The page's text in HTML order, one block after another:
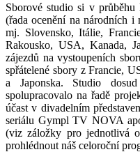
Sborové studio si v
(řada ocenění na národních i
mj. Slovensko, Itálie,
Rakousko, USA, Kanada,
zájezdů na vystoupeních
spřátelené sbory z Francie,
a Japonska. Studio
spolupracovalo na řadě
účast v divadelním
seriálu Gympl TV NOVA
(viz záložky pro jednotlivá
prohlédnout náš celoroční